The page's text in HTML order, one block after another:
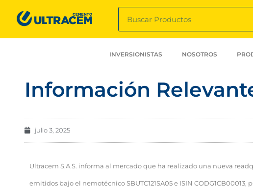
INVERSIONISTAS NOSOTROS
Información
julio 3, 2025
Ultracem S.A.S. informa al mercado que ha realizado una nueva
emitidos bajo el nemotécnico SBUTC121SA05 e ISIN